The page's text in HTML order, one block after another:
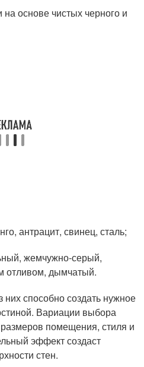
основе чистых черного и
антрацит, свинец, сталь;
жемчужно-серый,
отливом, дымчатый.
них способно создать нужное
Вариации выбора
размеров помещения, стиля и
эффект создаст
стен.